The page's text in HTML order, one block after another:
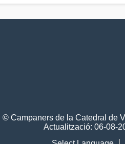
© Campaners de la Catedral de
Actualització: 06-08-